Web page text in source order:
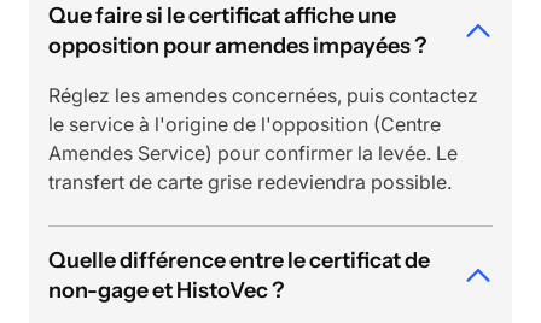
Que faire si le certificat affiche une
opposition pour amendes impayées ?
Réglez les amendes concernées, puis contactez
le service à l'origine de l'opposition (Centre
Amendes Service) pour confirmer la levée. Le
transfert de carte grise redeviendra possible.
Quelle différence entre le certificat de
non-gage et HistoVec ?